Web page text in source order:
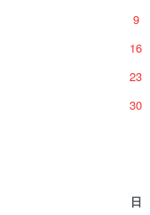
9
16
23
30
日